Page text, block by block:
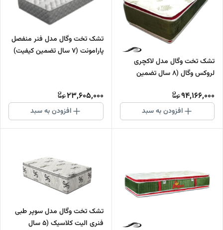
تشک تخت وگال مدل لاکچری
لروکس وگال (8 سال تضمین
94,166,000
افزودن به سبد
تشک تخت وگال مدل فنر منفصل
پارامونت (7 سال تضمین کیفیت)
23,605,000
افزودن به سبد
تشک تخت وگال مدل سوپر طبی
فنری الیت کلاسیک (5 سال